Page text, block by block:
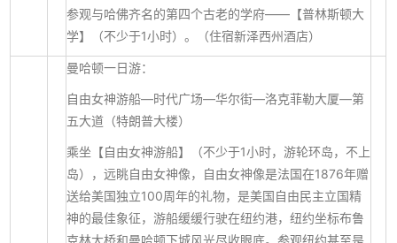
参观与哈佛齐名的第四个古老的学府——【普林斯顿大
学】（不少于1小时）。（住宿新泽西州酒店）
曼哈顿一日游：
自由女神游船—时代广场—华尔街—洛克菲勒大厦—第
五大道（特朗普大楼）
乘坐【自由女神游船】（不少于1小时，游轮环岛，不上
岛），远眺自由女神像，自由女神像是法国在1876年赠
送给美国独立100周年的礼物，是美国自由民主立国精
神的最佳象征，游船缓缓行驶在纽约港，纽约坐标布鲁
克林大桥和曼哈顿下城风光尽收眼底。参观纽约甚至是